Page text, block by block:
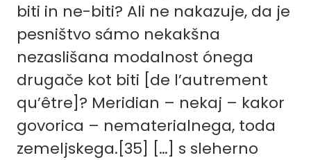
biti in ne-biti? Ali ne nakazuje, da je
pesništvo sámo nekakšna
nezaslišana modalnost ónega
drugače kot biti [de l’autrement
qu’être]? Meridian – nekaj – kakor
govorica – nematerialnega, toda
zemeljskega.[35] […] s sleherno